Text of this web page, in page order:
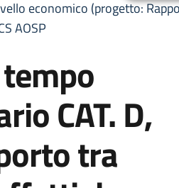
economico (progetto:
AOSP
CAT. D,
tra